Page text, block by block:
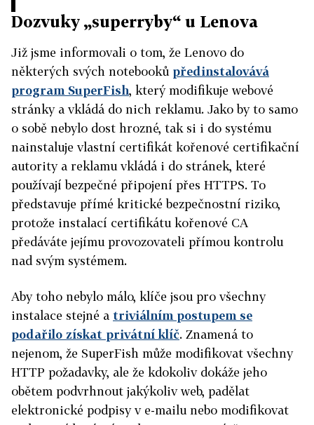
Dozvuky „superryby“ u Lenova
Již jsme informovali o tom, že Lenovo do
některých svých notebooků předinstalovává
program SuperFish, který modifikuje webové
stránky a vkládá do nich reklamu. Jako by to samo
o sobě nebylo dost hrozné, tak si i do systému
nainstaluje vlastní certifikát kořenové certifikační
autority a reklamu vkládá i do stránek, které
používají bezpečné připojení přes HTTPS. To
představuje přímé kritické bezpečnostní riziko,
protože instalací certifikátu kořenové CA
předáváte jejímu provozovateli přímou kontrolu
nad svým systémem.
Aby toho nebylo málo, klíče jsou pro všechny
instalace stejné a triviálním postupem se
podařilo získat privátní klíč. Znamená to
nejenom, že SuperFish může modifikovat všechny
HTTP požadavky, ale že kdokoliv dokáže jeho
obětem podvrhnout jakýkoliv web, padělat
elektronické podpisy v e-mailu nebo modifikovat